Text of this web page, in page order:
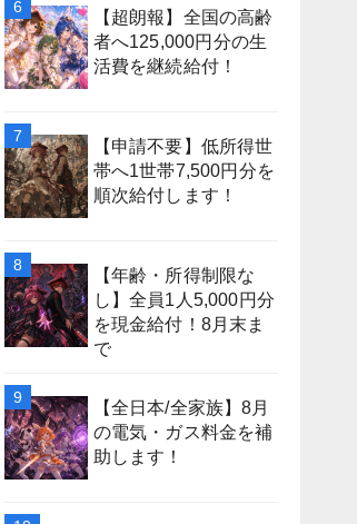
【超朗報】全国の高齢
者へ125,000円分の生
活費を継続給付！
【申請不要】低所得世
帯へ1世帯7,500円分を
順次給付します！
【年齢・所得制限な
し】全員1人5,000円分
を現金給付！8月末ま
で
【全日本/全家族】8月
の電気・ガス料金を補
助します！